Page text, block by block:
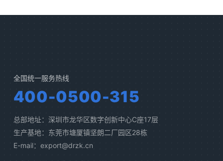
全国统一服务热线
400-0500-315
总部地址：深圳市龙华区数字创新中心C座17层
生产基地：东莞市塘厦镇坚朗二厂园区28栋
E-mail：export@drzk.cn